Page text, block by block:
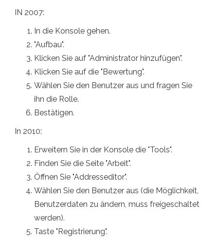
IN 2007:
In die Konsole gehen.
"Aufbau".
Klicken Sie auf "Administrator hinzufügen".
Klicken Sie auf die "Bewertung".
Wählen Sie den Benutzer aus und fragen Sie
ihn die Rolle.
Bestätigen.
In 2010:
Erweitern Sie in der Konsole die "Tools".
Finden Sie die Seite "Arbeit".
Öffnen Sie "Addresseditor".
Wählen Sie den Benutzer aus (die Möglichkeit,
Benutzerdaten zu ändern, muss freigeschaltet
werden).
Taste "Registrierung".